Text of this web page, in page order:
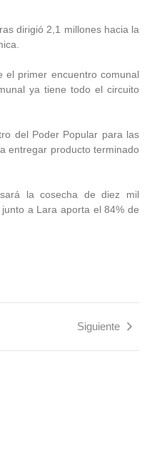
dirigió 2,1 millones hacia la
el primer encuentro comunal
ya tiene todo el circuito
del Poder Popular para las
entregar producto terminado
la cosecha de diez mil
a Lara aporta el 84% de
Siguiente